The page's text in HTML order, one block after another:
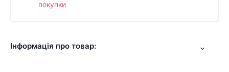
покупки
Інформація про товар: